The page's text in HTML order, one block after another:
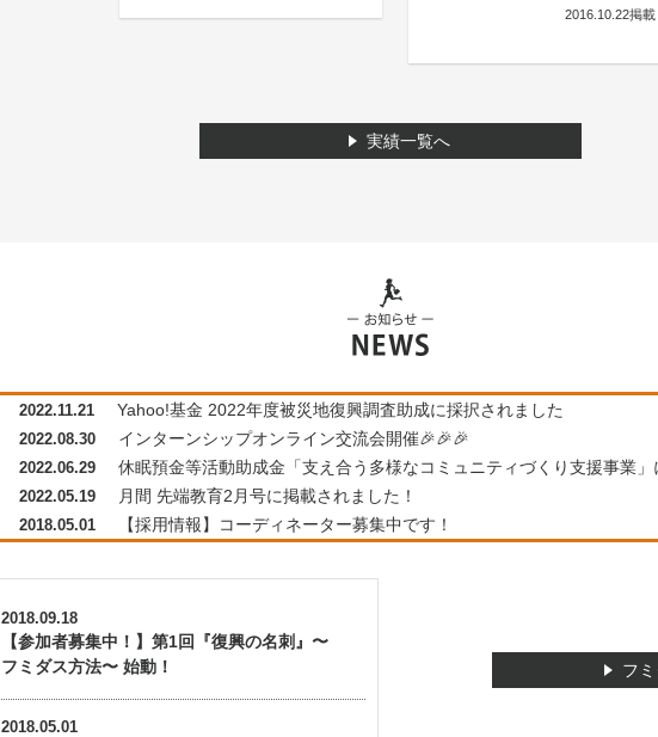
2016.10.22掲載
実績一覧へ
2022.11.21 Yahoo!基金 2022年度被災地復興調査助成に採択されました
2022.08.30 インターンシップオンライン交流会開催🎉🎉🎉
2022.06.29 休眠預金等活動助成金「支え合う多様なコミュニティづくり支援事業」
2022.05.19 月間 先端教育2月号に掲載されました！
2018.05.01 【採用情報】コーディネーター募集中です！
2018.09.18
【参加者募集中！】第1回『復興の名刺』〜
フミダス方法〜 始動！
2018.05.01
フ